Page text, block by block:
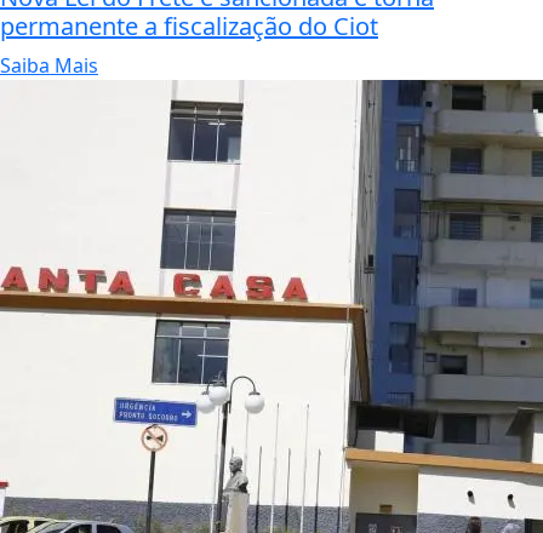
permanente a fiscalização do Ciot
Saiba Mais